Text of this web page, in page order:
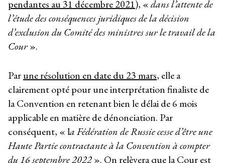
pendantes au 31 décembre 2021), «dans l’attente de
l’étude des conséquences juridiques de la décision
d’exclusion du Comité des ministres sur le travail de la
Cour».
Parune résolution en date du 23 mars, elle a
clairement opté pour une interprétation finaliste de
la Convention en retenant bien le délai de 6 mois
applicable en matière de dénonciation. Par
conséquent, « la Fédération de Russie cesse d’être une
Haute Partie contractante à la Convention à compter
du 16 septembre 2022». On relèvera que la Cour est